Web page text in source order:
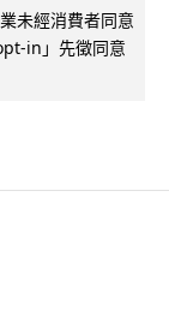
未經消費者同意
in」先徵同意